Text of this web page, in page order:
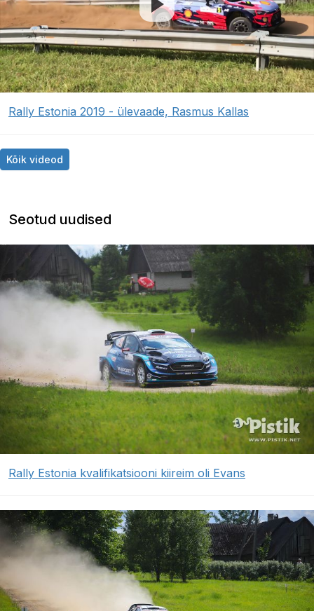
Rally Estonia 2019 - ülevaade, Rasmus Kallas
Kõik videod
Seotud uudised
Rally Estonia kvalifikatsiooni kiireim oli Evans